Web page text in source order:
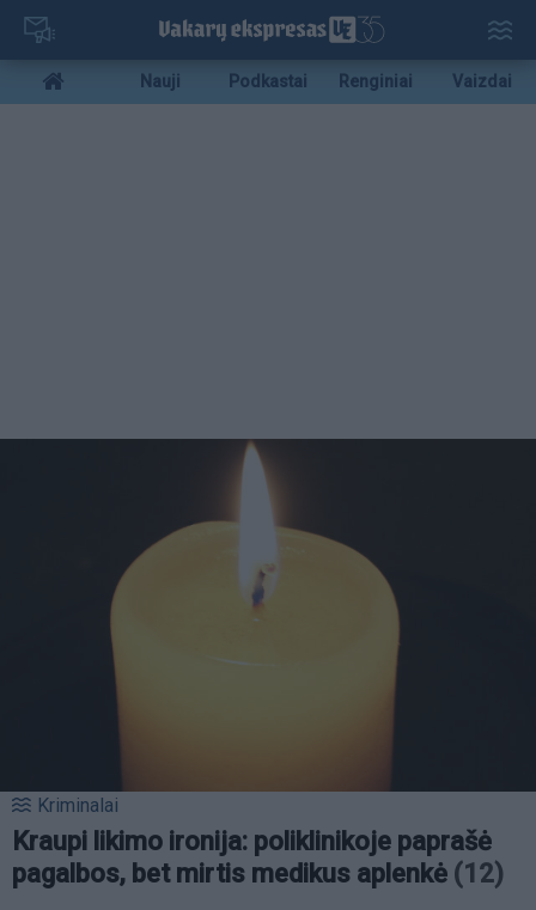
Pereiti
pagrindinį
turinį
Mobile
menu
Nauji Podkastai Renginiai Vaizdai
Kriminalai
Kraupi likimo ironija: poliklinikoje paprašė
pagalbos, bet mirtis medikus aplenkė (12)